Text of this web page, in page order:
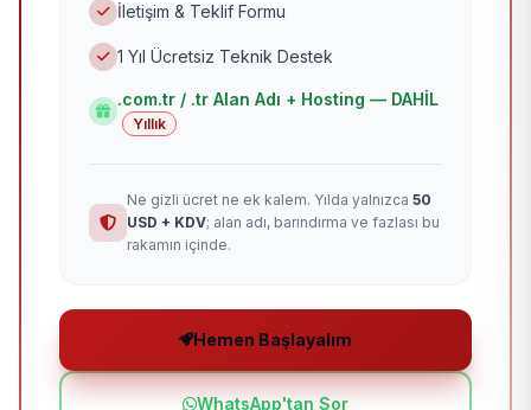
İletişim & Teklif Formu
1 Yıl Ücretsiz Teknik Destek
.com.tr / .tr Alan Adı + Hosting — DAHİL
Yıllık
Ne gizli ücret ne ek kalem. Yılda yalnızca 50
USD + KDV; alan adı, barındırma ve fazlası bu
rakamın içinde.
Hemen Başlayalım
WhatsApp'tan Sor